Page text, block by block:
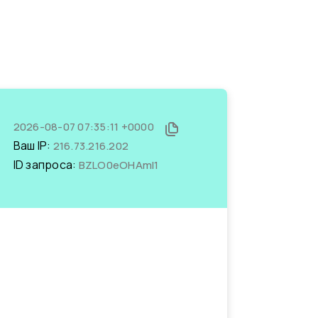
2026-08-07 07:35:11 +0000
Ваш IP: 216.73.216.202
ID запроса: BZLO0eOHAmI1